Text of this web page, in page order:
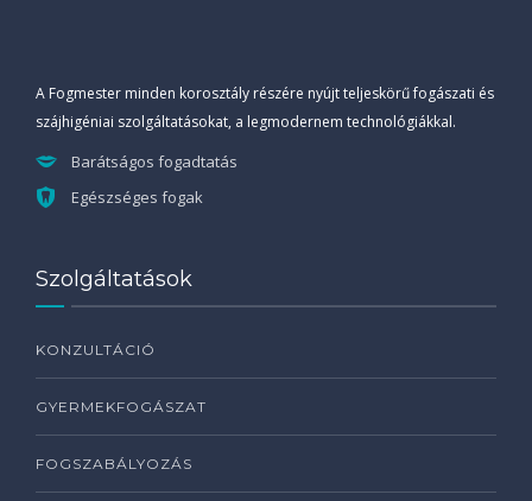
A Fogmester minden korosztály részére nyújt teljeskörű fogászati és
szájhigéniai szolgáltatásokat, a legmodernem technológiákkal.
Barátságos fogadtatás
Egészséges fogak
Szolgáltatások
KONZULTÁCIÓ
GYERMEKFOGÁSZAT
FOGSZABÁLYOZÁS